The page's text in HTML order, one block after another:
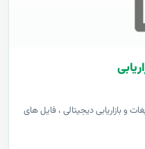
و بازاریابی دیجیتالی ، فایل های